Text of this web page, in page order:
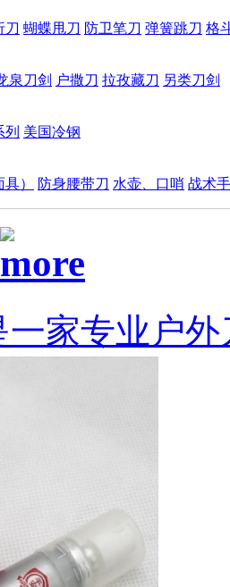
刀 蝴蝶甩刀 防卫笔刀 弹簧跳刀 格
泉刀剑 户撒刀 拉孜藏刀 另类刀剑
列 美国冷钢
） 防身腰带刀 水壶、口哨 战术
家专业户